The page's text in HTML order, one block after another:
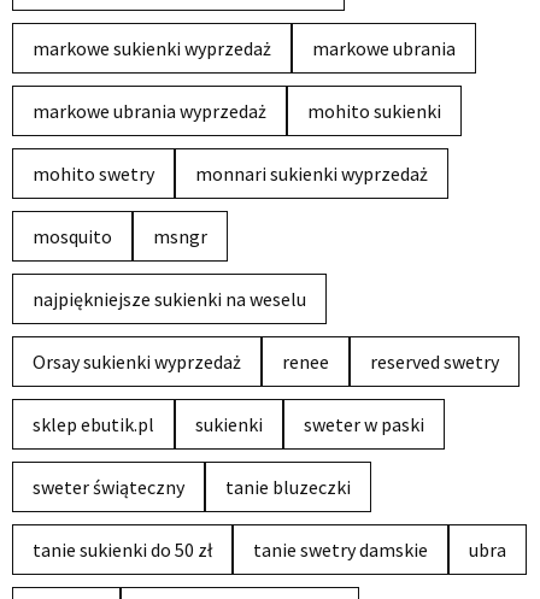
markowe sukienki wyprzedaż markowe ubrania
markowe ubrania wyprzedaż mohito sukienki
mohito swetry monnari sukienki wyprzedaż
mosquito msngr
najpiękniejsze sukienki na weselu
Orsay sukienki wyprzedaż renee reserved swetry
sklep ebutik.pl sukienki sweter w paski
sweter świąteczny tanie bluzeczki
tanie sukienki do 50 zł tanie swetry damskie ubra